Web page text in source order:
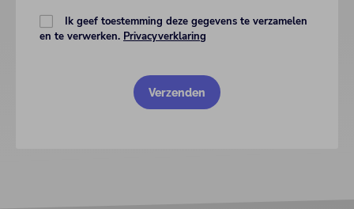
Ik geef toestemming deze gegevens te verzamelen
en te verwerken. Privacyverklaring